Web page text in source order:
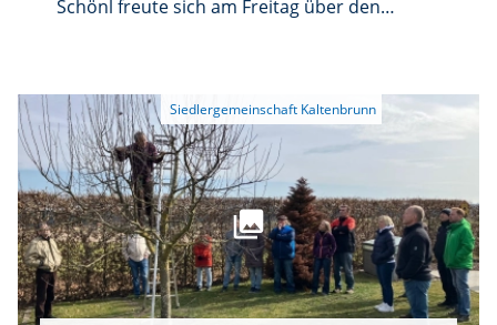
Schönl freute sich am Freitag über den
Erdäpfel, Bauern- und Körnerbrote, Butter,
Obatzda, Zwiebeln in weiß und rot sowie
Käseteller mit Weintrauben. Die Besucher
empfanden dies sichtlich als Genuss.
Siedlergemeinschaft Kaltenbrunn